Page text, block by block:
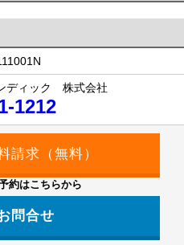
ディック 株式会社
1212
約はこちらから
問合せ